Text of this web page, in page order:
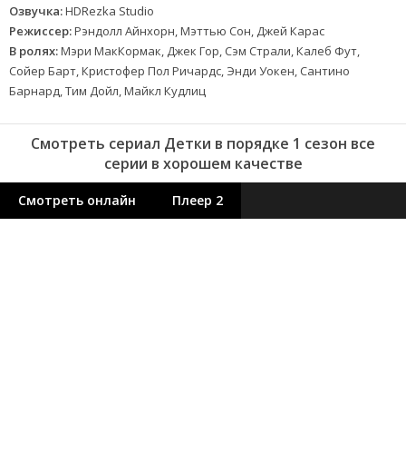
Озвучка:HDRezka Studio
Режиссер:Рэндолл Айнхорн, Мэттью Сон, Джей Карас
В ролях:Мэри МакКормак, Джек Гор, Сэм Страли, Калеб Фут,
Сойер Барт, Кристофер Пол Ричардс, Энди Уокен, Сантино
Барнард, Тим Дойл, Майкл Кудлиц
Смотреть сериал Детки в порядке 1 сезон все
серии в хорошем качестве
Смотреть онлайн Плеер 2